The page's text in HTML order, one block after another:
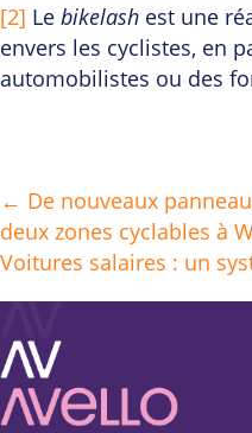
[2] Le bikelash est une
envers les cyclistes, en
automobilistes ou des
Posts
navigation
← De nouveaux
deux zones cyclables à
Voitures salaires : un